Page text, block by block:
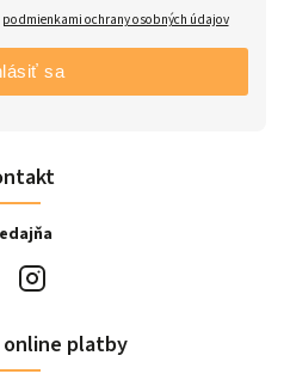
podmienkami ochrany osobných údajov
sa
online platby